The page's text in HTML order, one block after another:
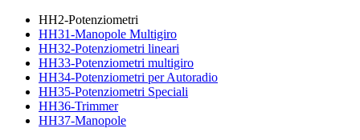
HH2-Potenziometri
HH31-Manopole Multigiro
HH32-Potenziometri lineari
HH33-Potenziometri multigiro
HH34-Potenziometri per Autoradio
HH35-Potenziometri Speciali
HH36-Trimmer
HH37-Manopole